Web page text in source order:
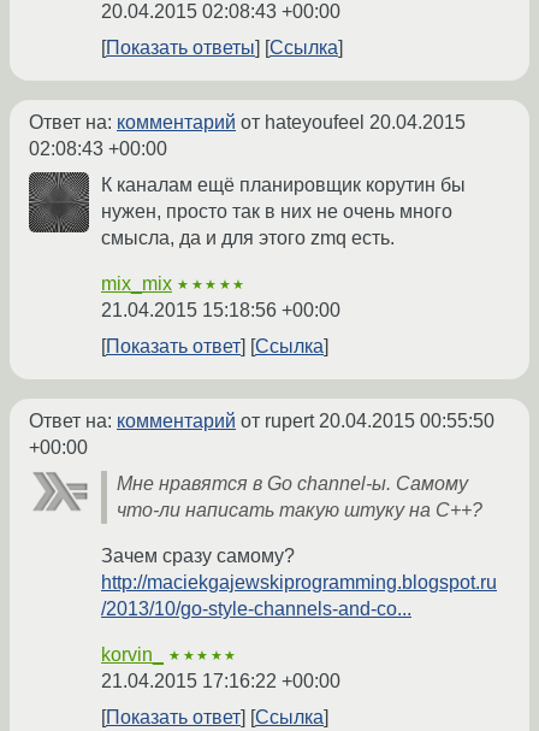
20.04.2015 02:08:43 +00:00
Показать ответы
Ссылка
Ответ на: комментарий от hateyoufeel 20.04.2015
02:08:43 +00:00
К каналам ещё планировщик корутин бы
нужен, просто так в них не очень много
смысла, да и для этого zmq есть.
mix_mix ★★★★★
21.04.2015 15:18:56 +00:00
Показать ответ
Ссылка
Ответ на: комментарий от rupert20.04.2015 00:55:50
+00:00
Мне нравятся в Go channel-ы. Самому
что-ли написать такую штуку на C++?
Зачем сразу самому?
http://maciekgajewskiprogramming.blogspot.ru
/2013/10/go-style-channels-and-co...
korvin_ ★★★★★
21.04.2015 17:16:22 +00:00
Показать ответ
Ссылка